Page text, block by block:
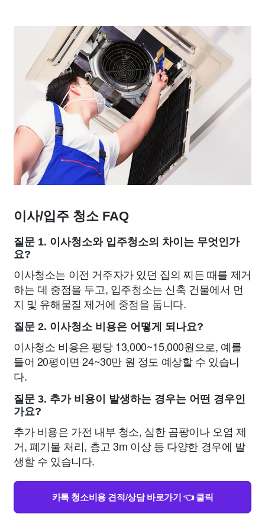
이사/입주 청소 FAQ
질문 1. 이사청소와 입주청소의 차이는 무엇인가
요?
이사청소는 이전 거주자가 있던 집의 찌든 때를 제거
하는 데 중점을 두고, 입주청소는 신축 건물에서 먼
지 및 유해물질 제거에 중점을 둡니다.
질문 2. 이사청소 비용은 어떻게 되나요?
이사청소 비용은 평당 13,000~15,000원으로, 예를
들어 20평이면 24~30만 원 정도 예상할 수 있습니
다.
질문 3. 추가 비용이 발생하는 경우는 어떤 경우인
가요?
추가 비용은 가전 내부 청소, 심한 곰팡이나 오염 제
거, 폐기물 처리, 층고 3m 이상 등 다양한 경우에 발
생할 수 있습니다.
카톡 청소비용 견적/상담 바로가기 👈 클릭